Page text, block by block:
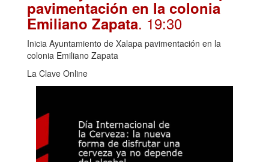
pavimentación en la colonia
Emiliano Zapata. 19:30
Inicia Ayuntamiento de Xalapa pavimentación en la
colonia Emiliano Zapata
La Clave Online